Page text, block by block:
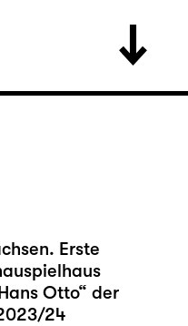
Erste
Otto“ der
24